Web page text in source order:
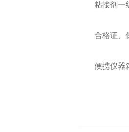
粘接剂一
合格证、
便携仪器